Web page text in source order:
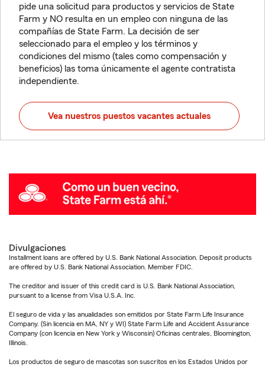
pide una solicitud para productos y servicios de State
Farm y NO resulta en un empleo con ninguna de las
compañías de State Farm. La decisión de ser
seleccionado para el empleo y los términos y
condiciones del mismo (tales como compensación y
beneficios) las toma únicamente el agente contratista
independiente.
Vea nuestros puestos vacantes actuales
Divulgaciones
Installment loans are offered by U.S. Bank National Association. Deposit products
are offered by U.S. Bank National Association. Member FDIC.
The creditor and issuer of this credit card is U.S. Bank National Association,
pursuant to a license from Visa U.S.A. Inc.
El seguro de vida y las anualidades son emitidos por State Farm Life Insurance
Company. (Sin licencia en MA, NY y WI) State Farm Life and Accident Assurance
Company (con licencia en New York y Wisconsin) Oficinas centrales, Bloomington,
Illinois.
Los productos de seguro de mascotas son suscritos en los Estados Unidos por